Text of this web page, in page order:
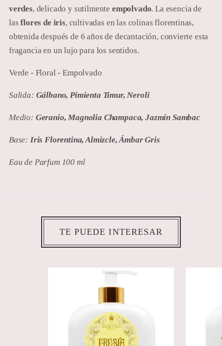
verdes, delicado y sutilmente empolvado. La esencia de
lasflores de iris, cultivadas en las colinas florentinas,
obtenida después de 6 años de decantación, convierte esta
fragancia en un lujo para los sentidos.
Verde - Floral - Empolvado
Salida: Gálbano, Pimienta Timur, Neroli
Medio: Geranio, Magnolia Champaca, Jazmín Sambac
Base: Iris Florentina, Almizcle, Ámbar Gris
Eau de Parfum 100 ml
TE PUEDE INTERESAR